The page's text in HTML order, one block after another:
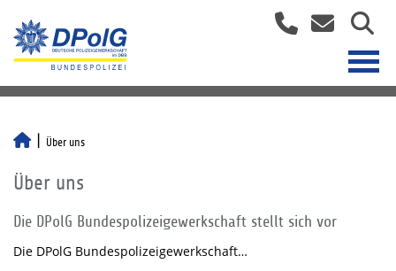
Über uns
Über uns
Die DPolG Bundespolizeigewerkschaft stellt sich vor
Die DPolG Bundespolizeigewerkschaft…